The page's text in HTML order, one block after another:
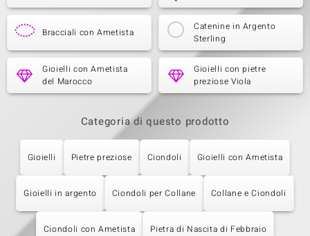
Bracciali con Ametista
Catenine in Argento
Sterling
Gioielli con Ametista
del Marocco
Gioielli con pietre
preziose Viola
Categoria di questo prodotto
Gioielli Pietre preziose Ciondoli Gioielli con Ametista
Gioielli in argento Ciondoli per Collane Collane e Ciondoli
Ciondoli con Ametista Pietra di Nascita di Febbraio